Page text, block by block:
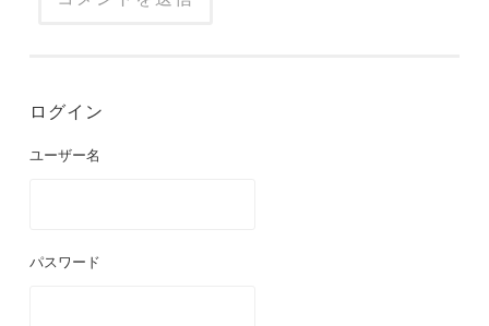
ログイン
ユーザー名
パスワード